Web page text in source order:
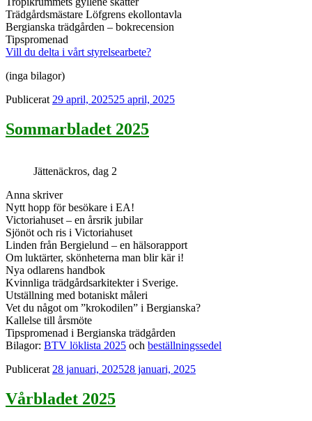
Trädgårdsmästare Löfgrens ekollontavla
Bergianska trädgården – bokrecension
Tipspromenad
Vill du delta i vårt styrelsearbete?
(inga bilagor)
Publicerat 29 april, 202525 april, 2025
Sommarbladet 2025
Jättenäckros, dag 2
Anna skriver
Nytt hopp för besökare i EA!
Victoriahuset – en årsrik jubilar
Sjönöt och ris i Victoriahuset
Linden från Bergielund – en hälsorapport
Om luktärter, skönheterna man blir kär i!
Nya odlarens handbok
Kvinnliga trädgårdsarkitekter i Sverige.
Utställning med botaniskt måleri
Vet du något om ”krokodilen” i Bergianska?
Kallelse till årsmöte
Tipspromenad i Bergianska trädgården
Bilagor: BTV löklista 2025 och beställningssedel
Publicerat 28 januari, 202528 januari, 2025
Vårbladet 2025